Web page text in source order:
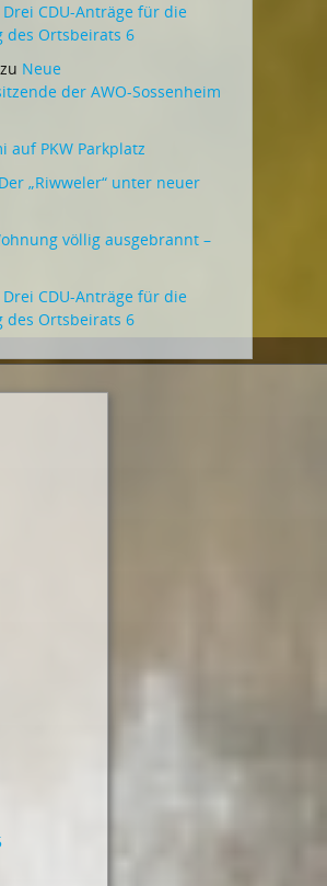
Drei CDU-Anträge für die
des Ortsbeirats 6
zu Neue
der AWO-Sossenheim
auf PKW Parkplatz
Der „Riwweler“ unter neuer
völlig ausgebrannt –
Drei CDU-Anträge für die
des Ortsbeirats 6